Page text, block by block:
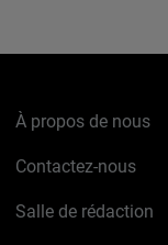
À propos de nous
Contactez-nous
Salle de rédaction